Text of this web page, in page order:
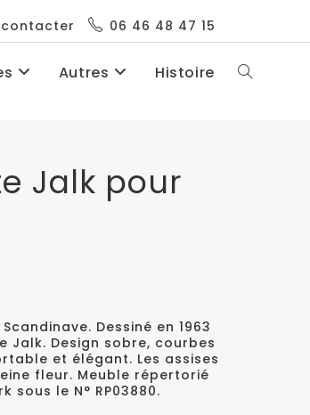
contacter 06 46 48 47 15
Autres Histoire
Jalk pour
Dessiné en 1963
Design sobre, courbes
et élégant. Les assises
fleur. Meuble répertorié
sous le N° RP03880.